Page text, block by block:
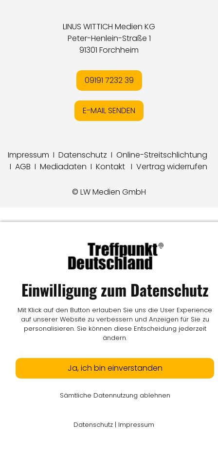
LINUS WITTICH Medien KG
Peter-Henlein-Straße 1
91301 Forchheim
09191 7232 39
E-MAIL SENDEN
Impressum I Datenschutz I Online-Streitschlichtung
I AGB I Mediadaten I Kontakt I Vertrag widerrufen
© LW Medien GmbH
Einwilligung zum Datenschutz
Mit Klick auf den Button erlauben Sie uns die User Experience
auf unserer Website zu verbessern und Anzeigen für Sie zu
personalisieren. Sie können diese Entscheidung jederzeit
ändern.
Ja, ich bin einverstanden
Sämtliche Datennutzung ablehnen
Datenschutz | Impressum